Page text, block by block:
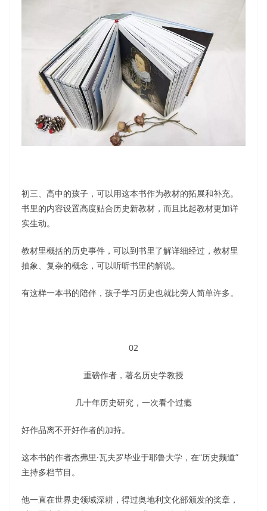
初三、高中的孩子，可以用这本书作为教材的拓展和补充。
书里的内容设置高度贴合历史新教材，而且比起教材更加详
实生动。
教材里概括的历史事件，可以到书里了解详细经过，教材里
抽象、复杂的概念，可以听听书里的解说。
有这样一本书的陪伴，孩子学习历史也就比旁人简单许多。
02
重磅作者，著名历史学教授
几十年历史研究，一次看个过瘾
好作品离不开好作者的加持。
这本书的作者杰弗里·瓦夫罗毕业于耶鲁大学，在“历史频道”
主持多档节目。
他一直在世界史领域深耕，得过奥地利文化部颁发的奖章，